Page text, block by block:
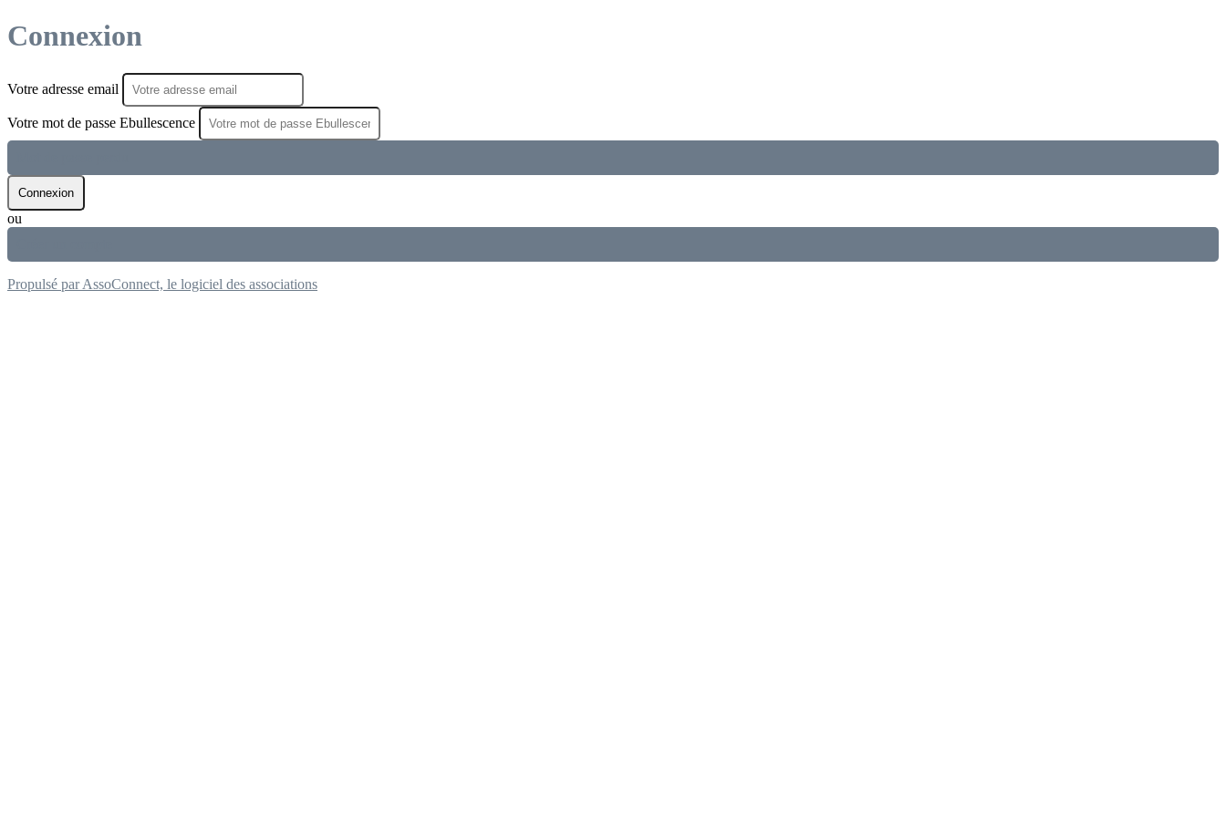
Connexion
Votre adresse email
Votre mot de passe Ebullescence
Connexion
ou
Propulsé par AssoConnect, le logiciel des associations